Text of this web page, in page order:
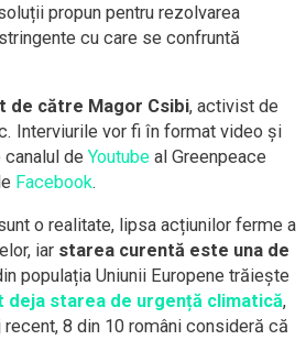
propun pentru rezolvarea
cu care se confruntă
de către Magor Csibi, activist de
Interviurile vor fi în format video și
canalul deYoutube al Greenpeace
Facebook.
o realitate, lipsa acțiunilor ferme a
iar starea curentă este una de
populația Uniunii Europene trăiește
deja starea de urgență climatică,
8 din 10 români consideră că